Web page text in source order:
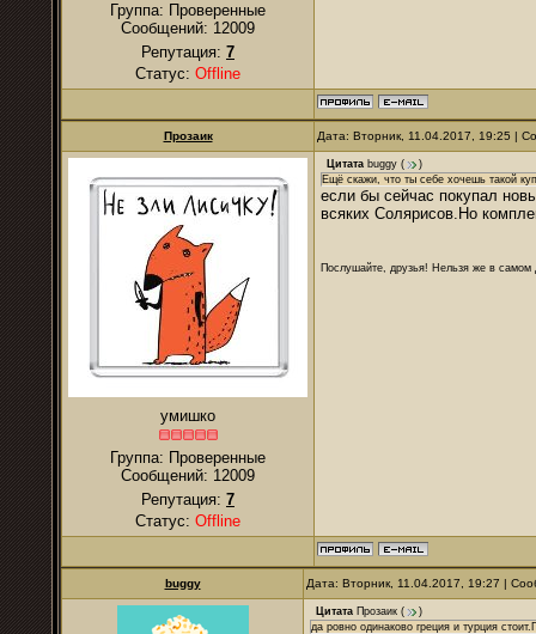
Группа: Проверенные
Сообщений: 12009
Репутация: 7
Статус: Offline
Прозаик Дата: Вторник, 11.04.2017, 19:25 |
умишко
Группа: Проверенные
Сообщений: 12009
Репутация: 7
Статус: Offline
Цитата buggy (
)
Ещё скажи, что ты себе хочешь такой
если бы сейчас покупал
всяких Солярисов.Но
Послушайте, друзья! Нельзя же в самом
buggy Дата: Вторник, 11.04.2017, 19:27 |
Цитата Прозаик (
)
да ровно одинаково греция и турция